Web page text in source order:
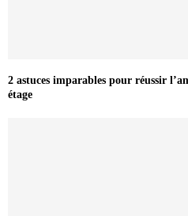
2 astuces imparables pour réussir
étage